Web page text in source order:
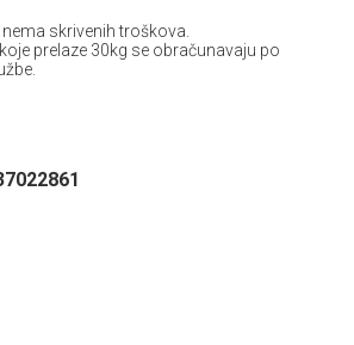
skrivenih troškova.
prelaze 30kg se obračunavaju po